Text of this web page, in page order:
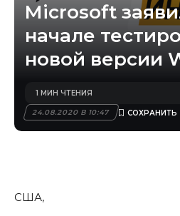
Microsoft
начале
новой версии
24.08.2020 В 10:47
1 МИН ЧТЕНИЯ
США,